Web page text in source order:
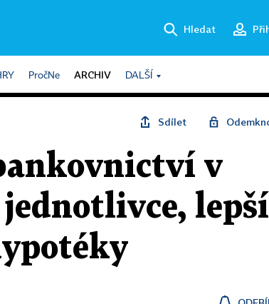
Hledat
PročNe ARCHIV DALŠÍ
Sdílet
v
jednotlivce, lepší